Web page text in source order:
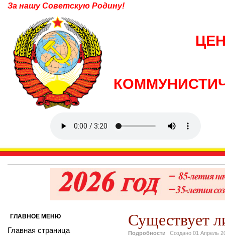
За нашу Советскую Родину!
Существует
Подробности Создано 01 Апрель
ГЛАВНОЕ МЕНЮ
Главная страница